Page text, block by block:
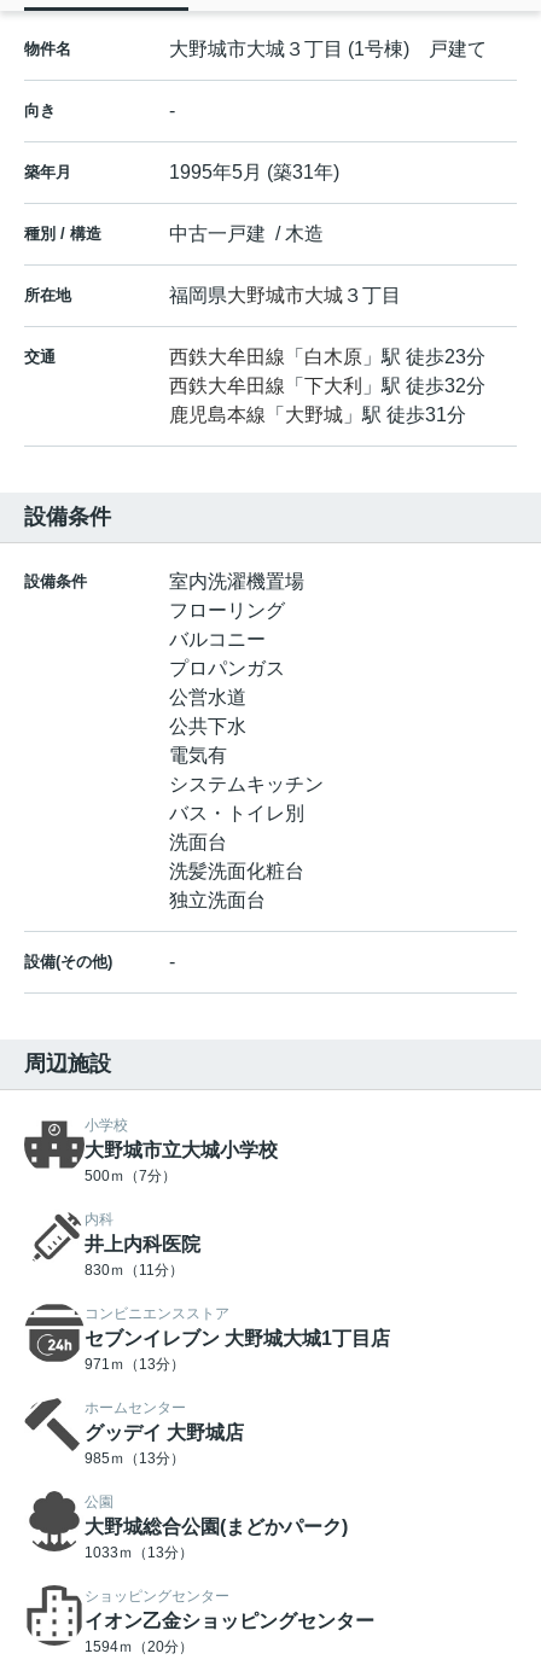
物件名 大野城市大城３丁目 (1号棟) 戸建て
向き -
築年月 1995年5月 (築31年)
種別 / 構造 中古一戸建 / 木造
所在地 福岡県大野城市大城 ３丁目
交通 西鉄大牟田線 「 白木原 」駅 徒歩23分
西鉄大牟田線 「 下大利 」駅 徒歩32分
鹿児島本線 「 大野城 」駅 徒歩31分
設備条件
設備条件
室内洗濯機置場
フローリング
バルコニー
プロパンガス
公営水道
公共下水
電気有
システムキッチン
バス・トイレ別
洗面台
洗髪洗面化粧台
独立洗面台
設備(その他) -
周辺施設
小学校
大野城市立大城小学校
500ｍ（7分）
内科
井上内科医院
830ｍ（11分）
コンビニエンスストア
セブンイレブン 大野城大城1丁目店
971ｍ（13分）
ホームセンター
グッデイ 大野城店
985ｍ（13分）
公園
大野城総合公園(まどかパーク)
1033ｍ（13分）
ショッピングセンター
イオン乙金ショッピングセンター
1594ｍ（20分）